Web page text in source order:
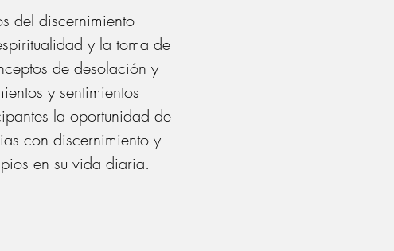
del discernimiento
y la toma de
de desolación y
y sentimientos
la oportunidad de
con discernimiento y
en su vida diaria.